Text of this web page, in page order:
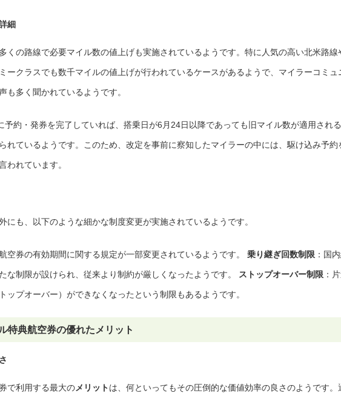
細
くの路線で必要マイル数の値上げも実施されているようです。特に人気の高い北米路線
ークラスでも数千マイルの値上げが行われているケースがあるようで、マイラーコミュ
も多く聞かれているようです。
予約・発券を完了していれば、搭乗日が6月24日以降であっても旧マイル数が適用される
れているようです。このため、改定を事前に察知したマイラーの中には、駆け込み予約
われています。
にも、以下のような細かな制度変更が実施されているようです。
空券の有効期間に関する規定が一部変更されているようです。 乗り継ぎ回数制限 ：国
な制限が設けられ、従来より制約が厳しくなったようです。 ストップオーバー制限 ：
ップオーバー）ができなくなったという制限もあるようです。
特典航空券の優れたメリット
で利用する最大のメリットは、何といってもその圧倒的な価値効率の良さのようです。